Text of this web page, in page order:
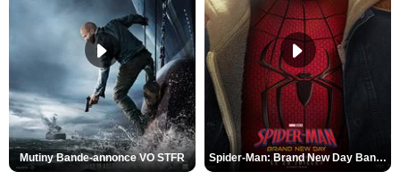
Mutiny Bande-annonce VO STFR Spider-Man: Brand New Day Bande-annonce VO STFR